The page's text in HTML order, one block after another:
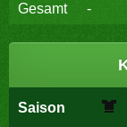
Gesamt -
Saison